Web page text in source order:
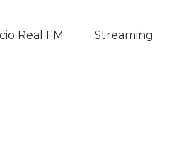
Real FM Streaming
La APP